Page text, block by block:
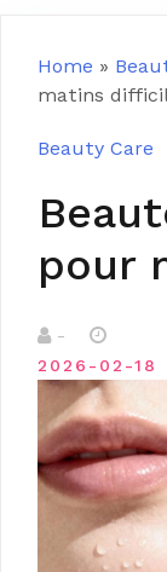
Home »
matins
Beauty Care
pour
-
2026-02-18